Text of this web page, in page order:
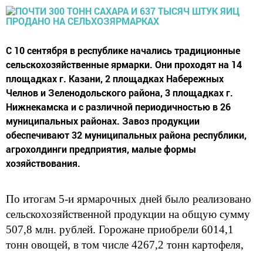
С 10 сентября в республике начались традиционные
сельскохозяйственные ярмарки. Они проходят на 14
площадках г. Казани, 2 площадках Набережных
Челнов и Зеленодольского района, 3 площадках г.
Нижнекамска и с различной периодичностью в 26
муниципальных районах. Завоз продукции
обеспечивают 32 муниципальных района республики,
агрохолдинги предприятия, малые формы
хозяйствования.
По итогам 5-и ярмарочных дней было реализовано
сельскохозяйственной продукции на общую сумму
507,8 млн. рублей. Горожане приобрели 6014,1
тонн овощей, в том числе 4267,2 тонн картофеля,